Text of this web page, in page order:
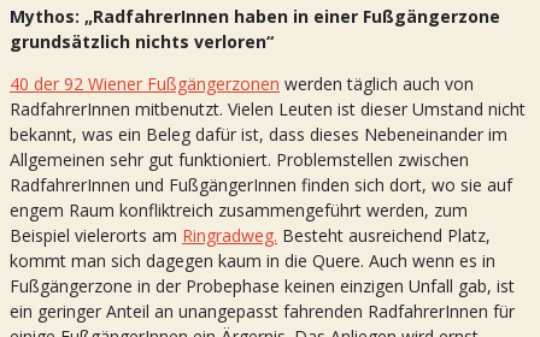
Mythos: „RadfahrerInnen haben in einer Fußgängerzone
grundsätzlich nichts verloren“
40 der 92 Wiener Fußgängerzonen werden täglich auch von
RadfahrerInnen mitbenutzt. Vielen Leuten ist dieser Umstand nicht
bekannt, was ein Beleg dafür ist, dass dieses Nebeneinander im
Allgemeinen sehr gut funktioniert. Problemstellen zwischen
RadfahrerInnen und FußgängerInnen finden sich dort, wo sie auf
engem Raum konfliktreich zusammengeführt werden, zum
Beispiel vielerorts am Ringradweg. Besteht ausreichend Platz,
kommt man sich dagegen kaum in die Quere. Auch wenn es in
Fußgängerzone in der Probephase keinen einzigen Unfall gab, ist
ein geringer Anteil an unangepasst fahrenden RadfahrerInnen für